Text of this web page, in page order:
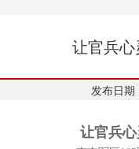
让官兵
发布日期
让官兵